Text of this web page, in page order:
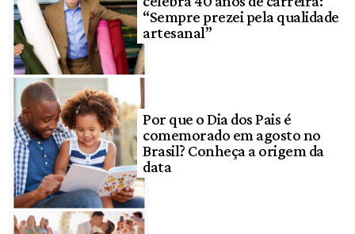
“Sempre prezei pela qualidade
artesanal”
Por que o Dia dos Pais é
comemorado em agosto no
Brasil? Conheça a origem da
data